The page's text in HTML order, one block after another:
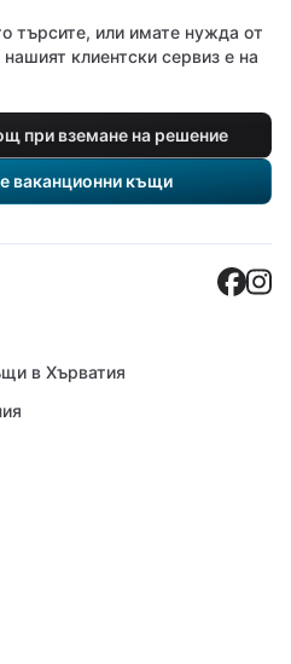
търсите, или имате нужда от
клиентски сервиз е на
при вземане на решение
ваканционни къщи
в Хърватия